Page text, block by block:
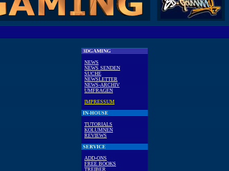
3DGAMING
NEWS
NEWS SENDEN
SUCHE
NEWSLETTER
NEWS-ARCHIV
UMFRAGEN
IMPRESSUM
IN-HOUSE
TUTORIALS
KOLUMNEN
REVIEWS
SERVICE
ADD-ONS
FREE BOOKS
TREIBER